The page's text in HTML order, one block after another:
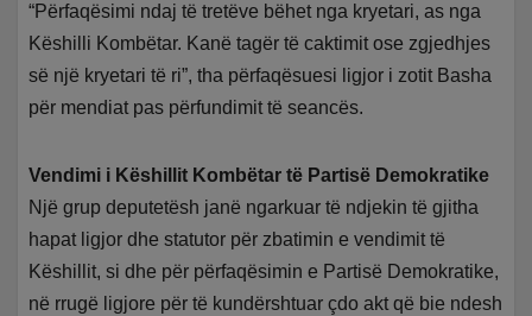
“Përfaqësimi ndaj të tretëve bëhet nga kryetari, as nga
Këshilli Kombëtar. Kanë tagër të caktimit ose zgjedhjes
së një kryetari të ri”, tha përfaqësuesi ligjor i zotit Basha
për mendiat pas përfundimit të seancës.
Vendimi i Këshillit Kombëtar të Partisë Demokratike
Një grup deputetësh janë ngarkuar të ndjekin të gjitha
hapat ligjor dhe statutor për zbatimin e vendimit të
Këshillit, si dhe për përfaqësimin e Partisë Demokratike,
në rrugë ligjore për të kundërshtuar çdo akt që bie ndesh